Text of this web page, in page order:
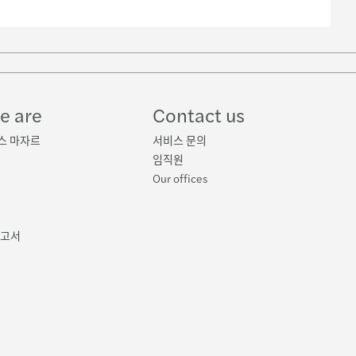
are
마자르
서
Contact us
서비스 문의
임직원
Our offices